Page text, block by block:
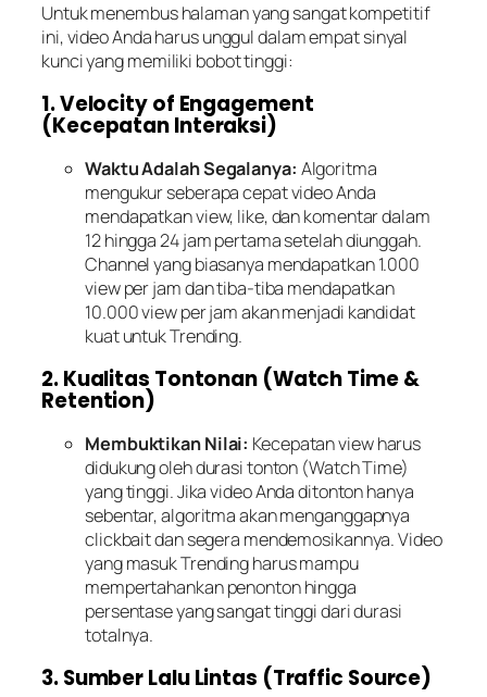
Untuk menembus halaman yang sangat kompetitif
ini, video Anda harus unggul dalam empat sinyal
kunci yang memiliki bobot tinggi:
1. Velocity of Engagement
(Kecepatan Interaksi)
Waktu Adalah Segalanya: Algoritma
mengukur seberapa cepat video Anda
mendapatkan view, like, dan komentar dalam
12 hingga 24 jam pertama setelah diunggah.
Channel yang biasanya mendapatkan 1.000
view per jam dan tiba-tiba mendapatkan
10.000 view per jam akan menjadi kandidat
kuat untuk Trending.
2. Kualitas Tontonan (Watch Time &
Retention)
Membuktikan Nilai: Kecepatan view harus
didukung oleh durasi tonton (Watch Time)
yang tinggi. Jika video Anda ditonton hanya
sebentar, algoritma akan menganggapnya
clickbait dan segera mendemosikannya. Video
yang masuk Trending harus mampu
mempertahankan penonton hingga
persentase yang sangat tinggi dari durasi
totalnya.
3. Sumber Lalu Lintas (Traffic Source)